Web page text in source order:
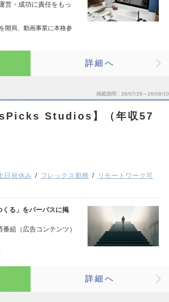
営・成功に責任をもっ
開局、動画事業に本格参
詳細へ
掲載期間 26/07/28～26/08/10
Studios】（年収57
日祝休み フレックス勤務
リモートワーク可
る」をパーパスに掲
組（広告コンテンツ）
詳細へ